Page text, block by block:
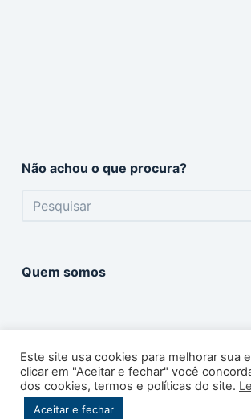
Não achou o que procura?
Quem somos
Copyright © 2026 -
Este site usa cookies para melhorar sua
clicar em "Aceitar e fechar" você
dos cookies, termos e políticas do site.
Aceitar e fechar